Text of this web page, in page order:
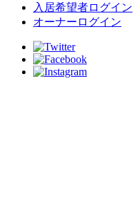
入居希望者ログイン
オーナーログイン